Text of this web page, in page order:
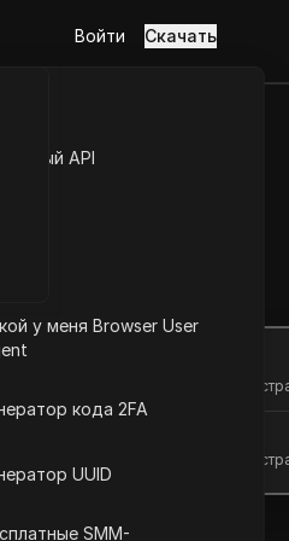
API
у меня Browser User
кода 2FA
UUID
SMM-
Войти Скачать
Задайте вопросы об этой
Задайте вопросы об этой